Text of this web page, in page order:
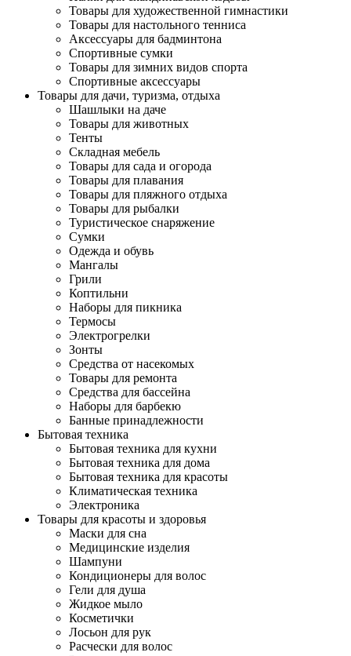
Товары для художественной гимнастики
Товары для настольного тенниса
Аксессуары для бадминтона
Спортивные сумки
Товары для зимних видов спорта
Спортивные аксессуары
Товары для дачи, туризма, отдыха
Шашлыки на даче
Товары для животных
Тенты
Складная мебель
Товары для сада и огорода
Товары для плавания
Товары для пляжного отдыха
Товары для рыбалки
Туристическое снаряжение
Сумки
Одежда и обувь
Мангалы
Грили
Коптильни
Наборы для пикника
Термосы
Электрогрелки
Зонты
Средства от насекомых
Товары для ремонта
Средства для бассейна
Наборы для барбекю
Банные принадлежности
Бытовая техника
Бытовая техника для кухни
Бытовая техника для дома
Бытовая техника для красоты
Климатическая техника
Электроника
Товары для красоты и здоровья
Маски для сна
Медицинские изделия
Шампуни
Кондиционеры для волос
Гели для душа
Жидкое мыло
Косметички
Лосьон для рук
Расчески для волос